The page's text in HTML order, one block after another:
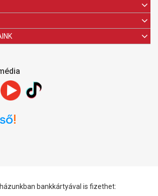
bankkártyával is fizethet: